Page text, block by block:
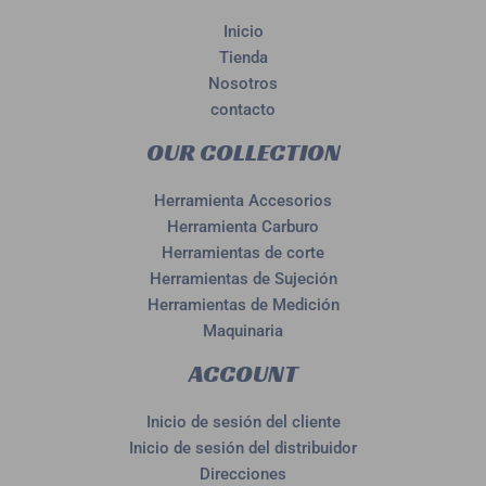
Inicio
Tienda
Nosotros
contacto
OUR COLLECTION
Herramienta Accesorios
Herramienta Carburo
Herramientas de corte
Herramientas de Sujeción
Herramientas de Medición
Maquinaria
ACCOUNT
Inicio de sesión del cliente
Inicio de sesión del distribuidor
Direcciones